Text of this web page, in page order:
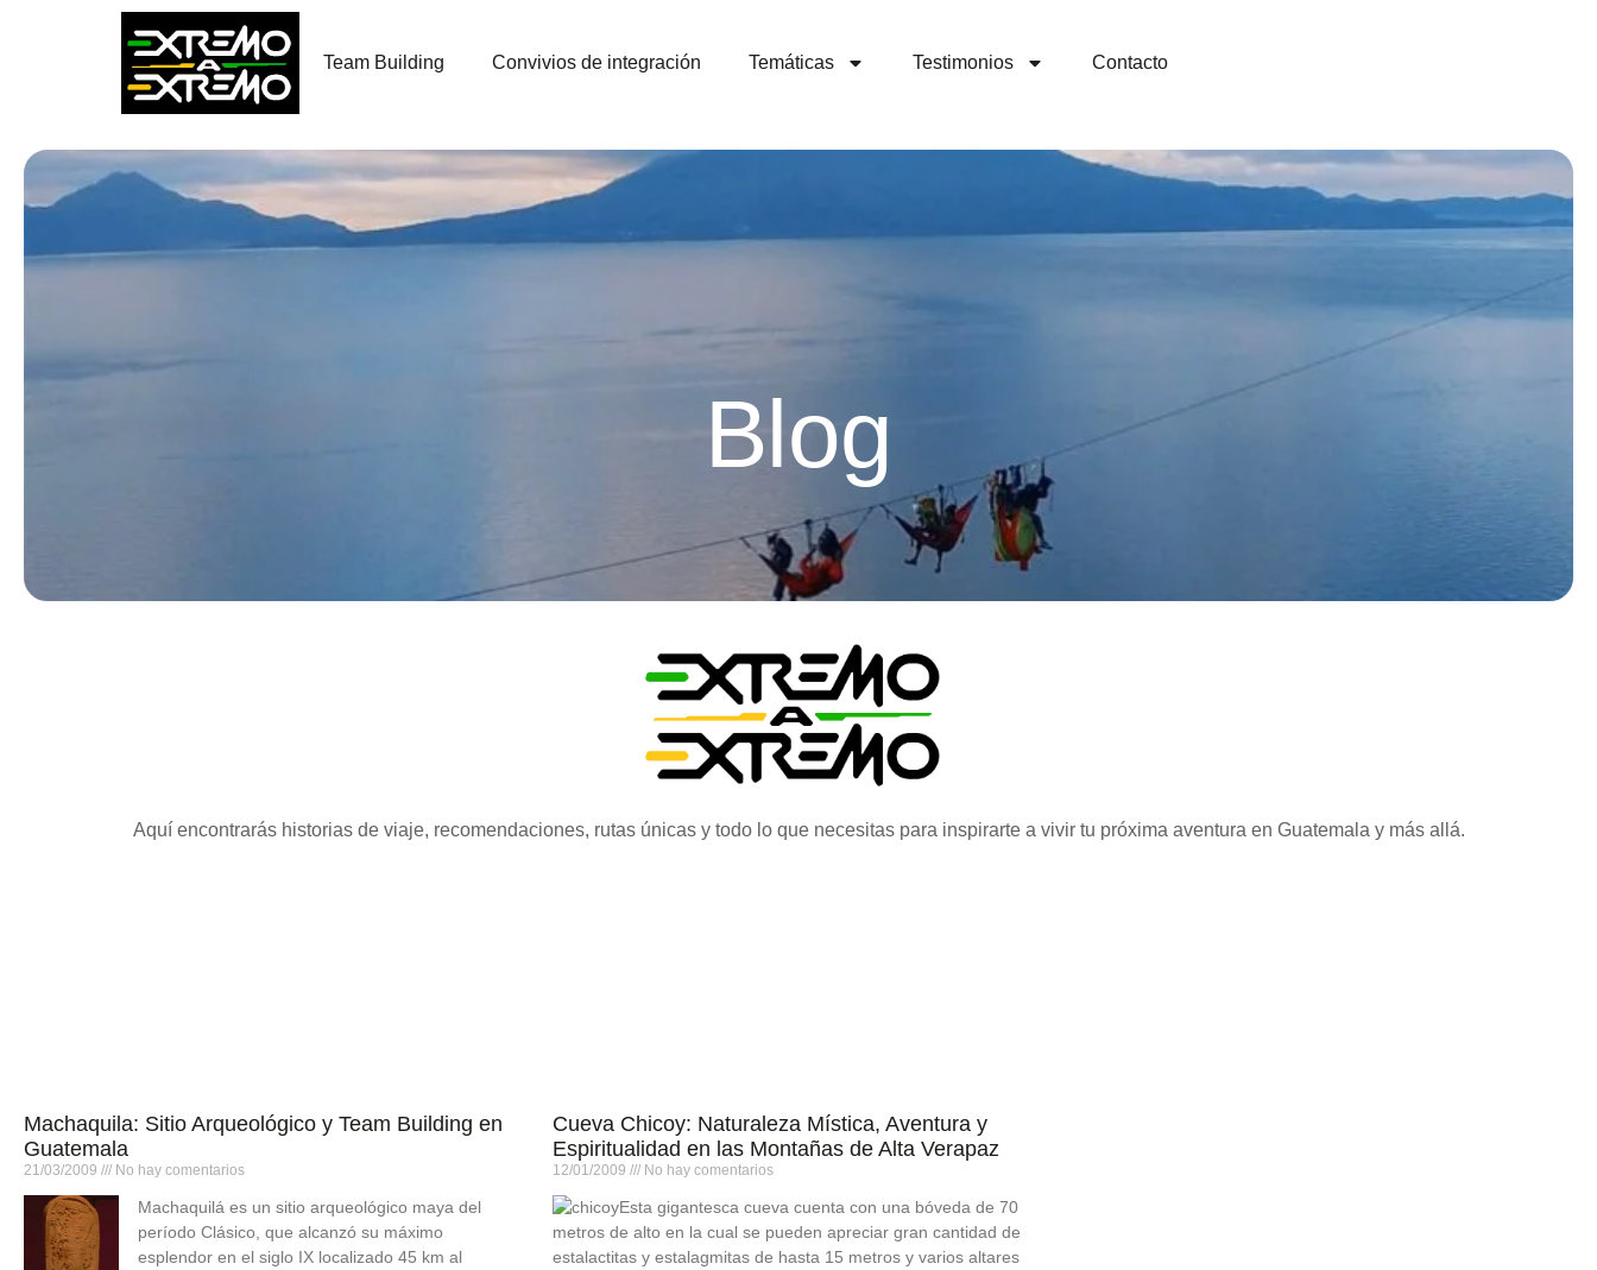
Team Building Convivios de integración Temáticas Testimonios Contacto
Blog
Aquí encontrarás historias de viaje, recomendaciones, rutas únicas y todo lo que necesitas para inspirarte a vivir tu próxima aventura en Guatemala y más allá.
Machaquila: Sitio Arqueológico y Team Building en
Guatemala
21/03/2009 No hay comentarios
Machaquilá es un sitio arqueológico maya del
período Clásico, que alcanzó su máximo
esplendor en el siglo IX localizado 45 km al
Cueva Chicoy: Naturaleza Mística, Aventura y
Espiritualidad en las Montañas de Alta Verapaz
12/01/2009 No hay comentarios
Esta gigantesca cueva cuenta con una bóveda de 70
metros de alto en la cual se pueden apreciar gran cantidad de
estalactitas y estalagmitas de hasta 15 metros y varios altares